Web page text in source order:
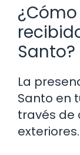
Santo?
La
Santo en
través de
exteriores.